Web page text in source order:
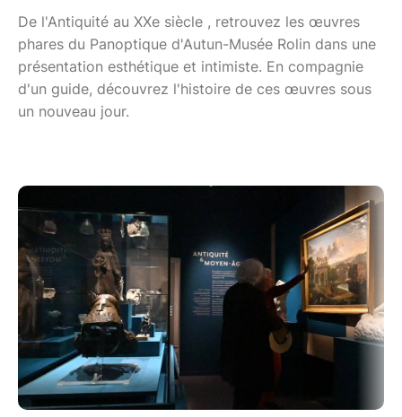
De l'Antiquité au XXe siècle , retrouvez les œuvres
phares du Panoptique d'Autun-Musée Rolin dans une
présentation esthétique et intimiste. En compagnie
d'un guide, découvrez l'histoire de ces œuvres sous
un nouveau jour.